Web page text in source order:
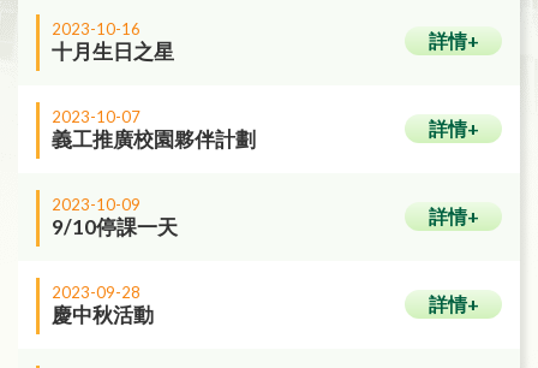
2023-10-16
十月生日之星 詳情+
2023-10-07
義工推廣校園夥伴計劃 詳情+
2023-10-09
9/10停課一天 詳情+
2023-09-28
慶中秋活動 詳情+